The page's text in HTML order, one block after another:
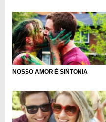
NOSSO AMOR É SINTONIA